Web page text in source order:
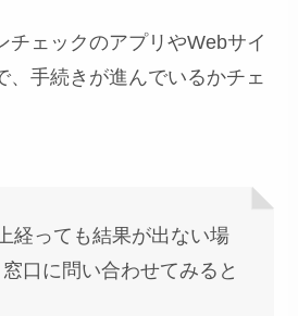
チェックのアプリやWebサイ
、手続きが進んでいるかチェ
経っても結果が出ない場
口に問い合わせてみると